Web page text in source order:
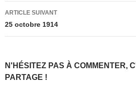
articles
ARTICLE SUIVANT
25 octobre 1914
N'HÉSITEZ PAS À COMMENTER,
PARTAGE !